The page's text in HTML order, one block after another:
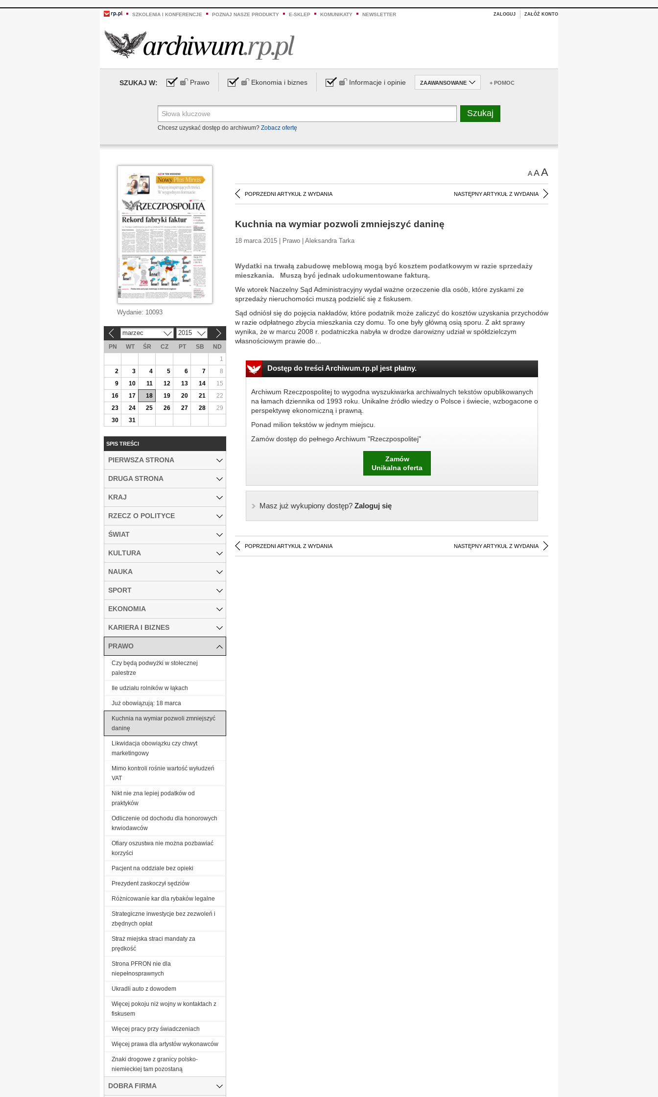
SZKOLENIA I KONFERENCJE POZNAJ NASZE PRODUKTY E-SKLEP KOMUNIKATY NEWSLETTER ZALOGUJ ZAŁÓŻ KONTO
SZUKAJ W: Prawo Ekonomia i biznes Informacje i opinie ZAAWANSOWANE + POMOC
Chcesz uzyskać dostęp do archiwum? Zobacz ofertę
AAA
POPRZEDNI ARTYKUŁ Z WYDANIA NASTĘPNY ARTYKUŁ Z WYDANIA
Kuchnia na wymiar pozwoli zmniejszyć daninę
18 marca 2015 | Prawo | Aleksandra Tarka
Wydatki na trwałą zabudowę meblową mogą być kosztem podatkowym w razie sprzedaży
mieszkania. Muszą być jednak udokumentowane fakturą.
We wtorek Naczelny Sąd Administracyjny wydał ważne orzeczenie dla osób, które zyskami ze
sprzedaży nieruchomości muszą podzielić się z fiskusem.
Sąd odniósł się do pojęcia nakładów, które podatnik może zaliczyć do kosztów uzyskania przychodów
w razie odpłatnego zbycia mieszkania czy domu. To one były główną osią sporu. Z akt sprawy
wynika, że w marcu 2008 r. podatniczka nabyła w drodze darowizny udział w spółdzielczym
własnościowym prawie do...
Dostęp do treści Archiwum.rp.pl jest płatny.
Archiwum Rzeczpospolitej to wygodna wyszukiwarka archiwalnych tekstów opublikowanych
na łamach dziennika od 1993 roku. Unikalne źródło wiedzy o Polsce i świecie, wzbogacone o
perspektywę ekonomiczną i prawną.
Ponad milion tekstów w jednym miejscu.
Zamów dostęp do pełnego Archiwum "Rzeczpospolitej"
Zamów
Unikalna oferta
Masz już wykupiony dostęp?Zaloguj się
POPRZEDNI ARTYKUŁ Z WYDANIA NASTĘPNY ARTYKUŁ Z WYDANIA
Wydanie: 10093
marzec 2015
PN WT ŚR CZ PT SB
ND
1
2
3 4 5 6 7
8
9
10 11 12 13 14
15
16
17 18 19 20 21
22
23
24 25 26 27 28
29
30
31
SPIS TREŚCI
PIERWSZA STRONA
DRUGA STRONA
KRAJ
RZECZ O POLITYCE
ŚWIAT
KULTURA
NAUKA
SPORT
EKONOMIA
KARIERA I BIZNES
PRAWO
Czy będą podwyżki w stołecznej
palestrze
Ile udziału rolników w łąkach
Już obowiązują: 18 marca
Kuchnia na wymiar pozwoli zmniejszyć
daninę
Likwidacja obowiązku czy chwyt
marketingowy
Mimo kontroli rośnie wartość wyłudzeń
VAT
Nikt nie zna lepiej podatków od
praktyków
Odliczenie od dochodu dla honorowych
krwiodawców
Ofiary oszustwa nie można pozbawiać
korzyści
Pacjent na oddziale bez opieki
Prezydent zaskoczył sędziów
Różnicowanie kar dla rybaków legalne
Strategiczne inwestycje bez zezwoleń i
zbędnych opłat
Straż miejska straci mandaty za
prędkość
Strona PFRON nie dla
niepełnosprawnych
Ukradli auto z dowodem
Więcej pokoju niż wojny w kontaktach z
fiskusem
Więcej pracy przy świadczeniach
Więcej prawa dla artystów wykonawców
Znaki drogowe z granicy polsko-
niemieckiej tam pozostaną
DOBRA FIRMA